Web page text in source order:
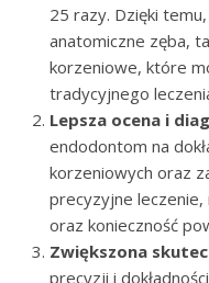
25 razy. Dzięki
anatomiczne zęba,
korzeniowe, które
tradycyjnego
Lepsza ocena i
endodontom na
korzeniowych oraz
precyzyjne
oraz konieczność
Zwiększona
precyzji i